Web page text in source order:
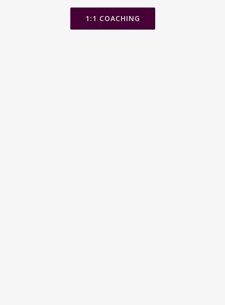
1:1 COACHING